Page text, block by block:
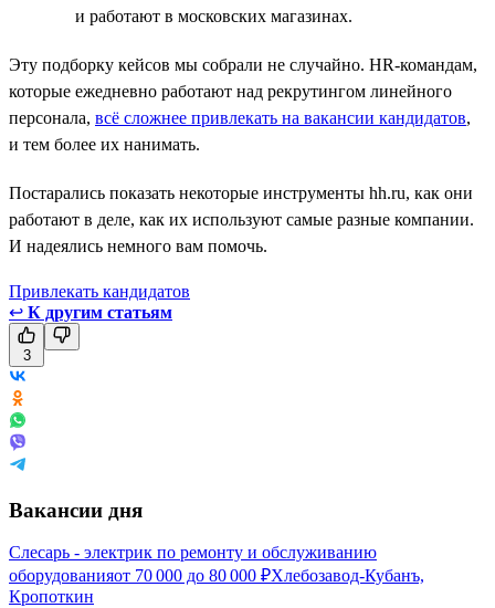
и работают в московских магазинах.
Эту подборку кейсов мы собрали не случайно. HR-командам,
которые ежедневно работают над рекрутингом линейного
персонала, всё сложнее привлекать на вакансии кандидатов,
и тем более их нанимать.
Постарались показать некоторые инструменты hh.ru, как они
работают в деле, как их используют самые разные компании.
И надеялись немного вам помочь.
Привлекать кандидатов
↩ К другим статьям
3
Вакансии дня
Слесарь - электрик по ремонту и обслуживанию
оборудованияот 70 000 до 80 000 ₽Хлебозавод-Кубанъ,
Кропоткин